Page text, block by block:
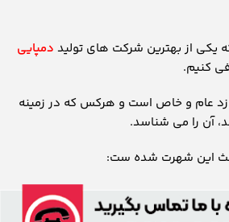
یکی از بهترین شرکت ‌های تولید دمپایی
کنیم.
زد عام و خاص است و هرکس که در زمینه
آن را می شناسد.
این شهرت شده ست: